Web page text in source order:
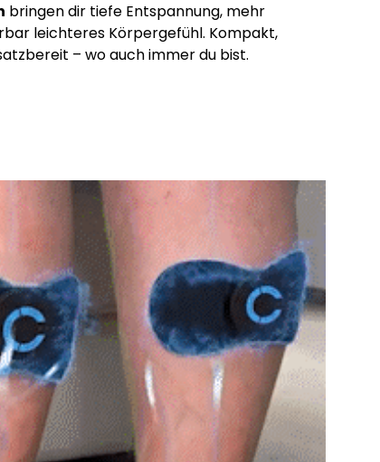
bringen dir tiefe Entspannung, mehr
leichteres Körpergefühl. Kompakt,
– wo auch immer du bist.